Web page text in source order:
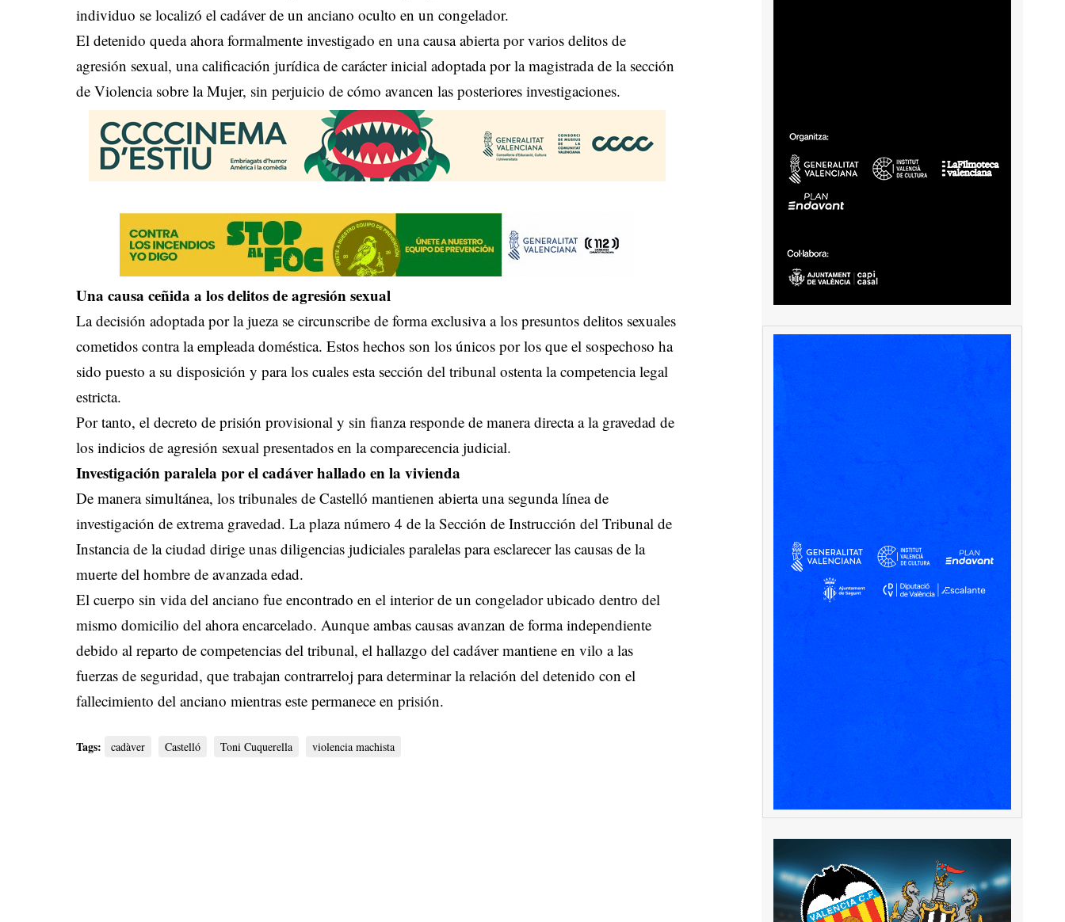
individuo se localizó el cadáver de un anciano oculto en un congelador.
El detenido queda ahora formalmente investigado en una causa abierta por varios delitos de
agresión sexual, una calificación jurídica de carácter inicial adoptada por la magistrada de la sección
de Violencia sobre la Mujer, sin perjuicio de cómo avancen las posteriores investigaciones.
Una causa ceñida a los delitos de agresión sexual
La decisión adoptada por la jueza se circunscribe de forma exclusiva a los presuntos delitos sexuales
cometidos contra la empleada doméstica. Estos hechos son los únicos por los que el sospechoso ha
sido puesto a su disposición y para los cuales esta sección del tribunal ostenta la competencia legal
estricta.
Por tanto, el decreto de prisión provisional y sin fianza responde de manera directa a la gravedad de
los indicios de agresión sexual presentados en la comparecencia judicial.
Investigación paralela por el cadáver hallado en la vivienda
De manera simultánea, los tribunales de Castelló mantienen abierta una segunda línea de
investigación de extrema gravedad. La plaza número 4 de la Sección de Instrucción del Tribunal de
Instancia de la ciudad dirige unas diligencias judiciales paralelas para esclarecer las causas de la
muerte del hombre de avanzada edad.
El cuerpo sin vida del anciano fue encontrado en el interior de un congelador ubicado dentro del
mismo domicilio del ahora encarcelado. Aunque ambas causas avanzan de forma independiente
debido al reparto de competencias del tribunal, el hallazgo del cadáver mantiene en vilo a las
fuerzas de seguridad, que trabajan contrarreloj para determinar la relación del detenido con el
fallecimiento del anciano mientras este permanece en prisión.
Tags: cadàver Castelló Toni Cuquerella violencia machista